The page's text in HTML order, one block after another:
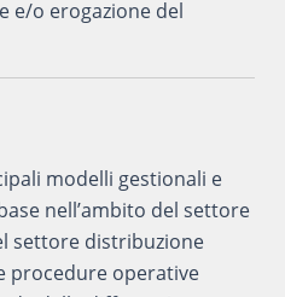
e/o erogazione del
modelli gestionali e
nell’ambito del settore
settore distribuzione
procedure operative